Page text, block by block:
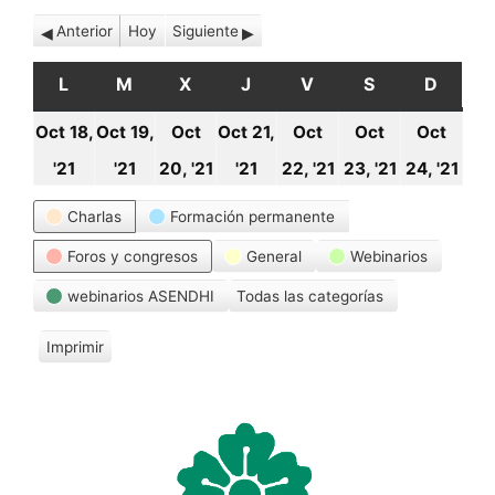
Anterior Hoy Siguiente
L LUNES
M MARTES
X MIÉRCOLES
J JUEVES
V VIERNES
S SÁBADO
D
Oct 18,
'21
octubre,
2021
Oct 19,
'21
19
octubre,
2021
Oct
20, '21
20
octubre,
2021
Oct 21,
'21
21
octubre,
2021
Oct
22, '21 22
octubre,
2021
Oct
23, '21 23
2021
Oct
24, '21
Categorías
Charlas Formación permanente
Foros y congresos General Webinarios
webinarios ASENDHI Todas las categorías
Imprimir
V